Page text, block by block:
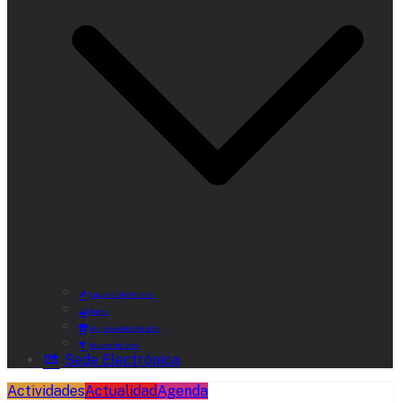
Lugares de Interés
Rutas
Alojamientos Rurales
Museo del Vino
Sede Electrónica
ActividadesActualidadAgenda